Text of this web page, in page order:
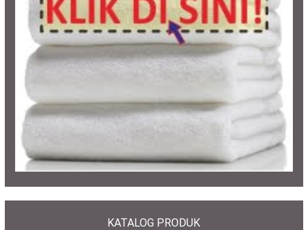
KATALOG PRODUK